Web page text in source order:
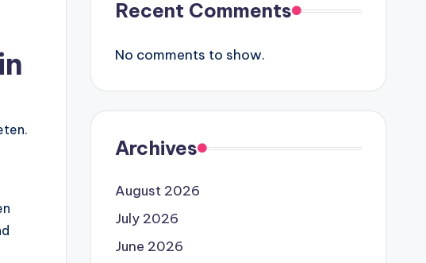
Recent Comments
No comments to show.
Archives
August 2026
July 2026
June 2026